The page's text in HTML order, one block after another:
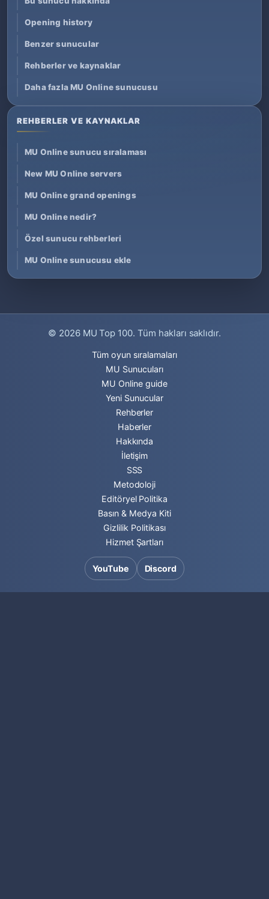
Opening history
Benzer sunucular
Rehberler ve kaynaklar
Daha fazla MU Online sunucusu
REHBERLER VE KAYNAKLAR
MU Online sunucu sıralaması
New MU Online servers
MU Online grand openings
MU Online nedir?
Özel sunucu rehberleri
MU Online sunucusu ekle
© 2026 MU Top 100. Tüm hakları saklıdır.
Tüm oyun sıralamaları
MU Sunucuları
MU Online guide
Yeni Sunucular
Rehberler
Haberler
Hakkında
İletişim
SSS
Metodoloji
Editöryel Politika
Basın & Medya Kiti
Gizlilik Politikası
Hizmet Şartları
YouTube Discord